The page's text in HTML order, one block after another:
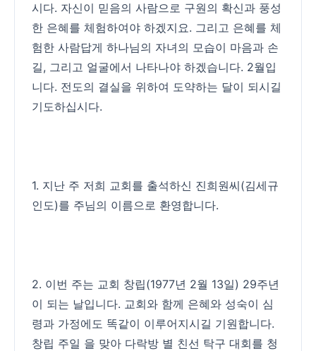
시다. 자신이 믿음의 사람으로 구원의 확신과 풍성
한 은혜를 체험하여야 하겠지요. 그리고 은혜를 체
험한 사람답게 하나님의 자녀의 모습이 마음과 손
길, 그리고 얼굴에서 나타나야 하겠습니다. 2월입
니다. 전도의 결실을 위하여 도약하는 달이 되시길
기도하십시다.
1. 지난 주 저희 교회를 출석하신 진희원씨(김세규
인도)를 주님의 이름으로 환영합니다.
2. 이번 주는 교회 창립(1977년 2월 13일) 29주년
이 되는 날입니다. 교회와 함께 은혜와 성숙이 심
령과 가정에도 똑같이 이루어지시길 기원합니다.
창립 주일 을 맞아 다락방 별 친선 탁구 대회를 청